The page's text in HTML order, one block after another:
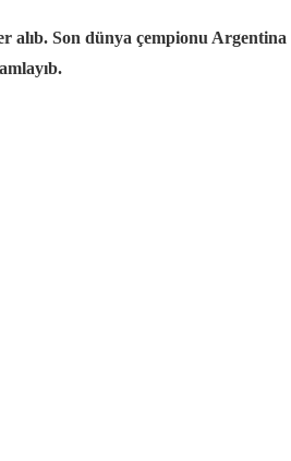
alıb. Son dünya çempionu Argentina